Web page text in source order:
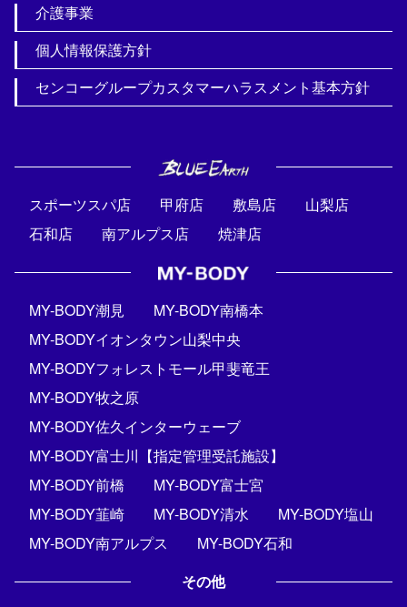
介護事業
個人情報保護方針
センコーグループカスタマーハラスメント基本方針
スポーツスパ店 甲府店 敷島店
山梨店
石和店
南アルプス店 焼津店
MY-BODY潮見
MY-BODY南橋本
MY-BODYイオンタウン山梨中央
MY-BODYフォレストモール甲斐竜王
MY-BODY牧之原
MY-BODY佐久インターウェーブ
MY-BODY富士川【指定管理受託施設】
MY-BODY前橋
MY-BODY富士宮
MY-BODY韮崎
MY-BODY清水
MY-BODY塩山
MY-BODY南アルプス
MY-BODY石和
その他